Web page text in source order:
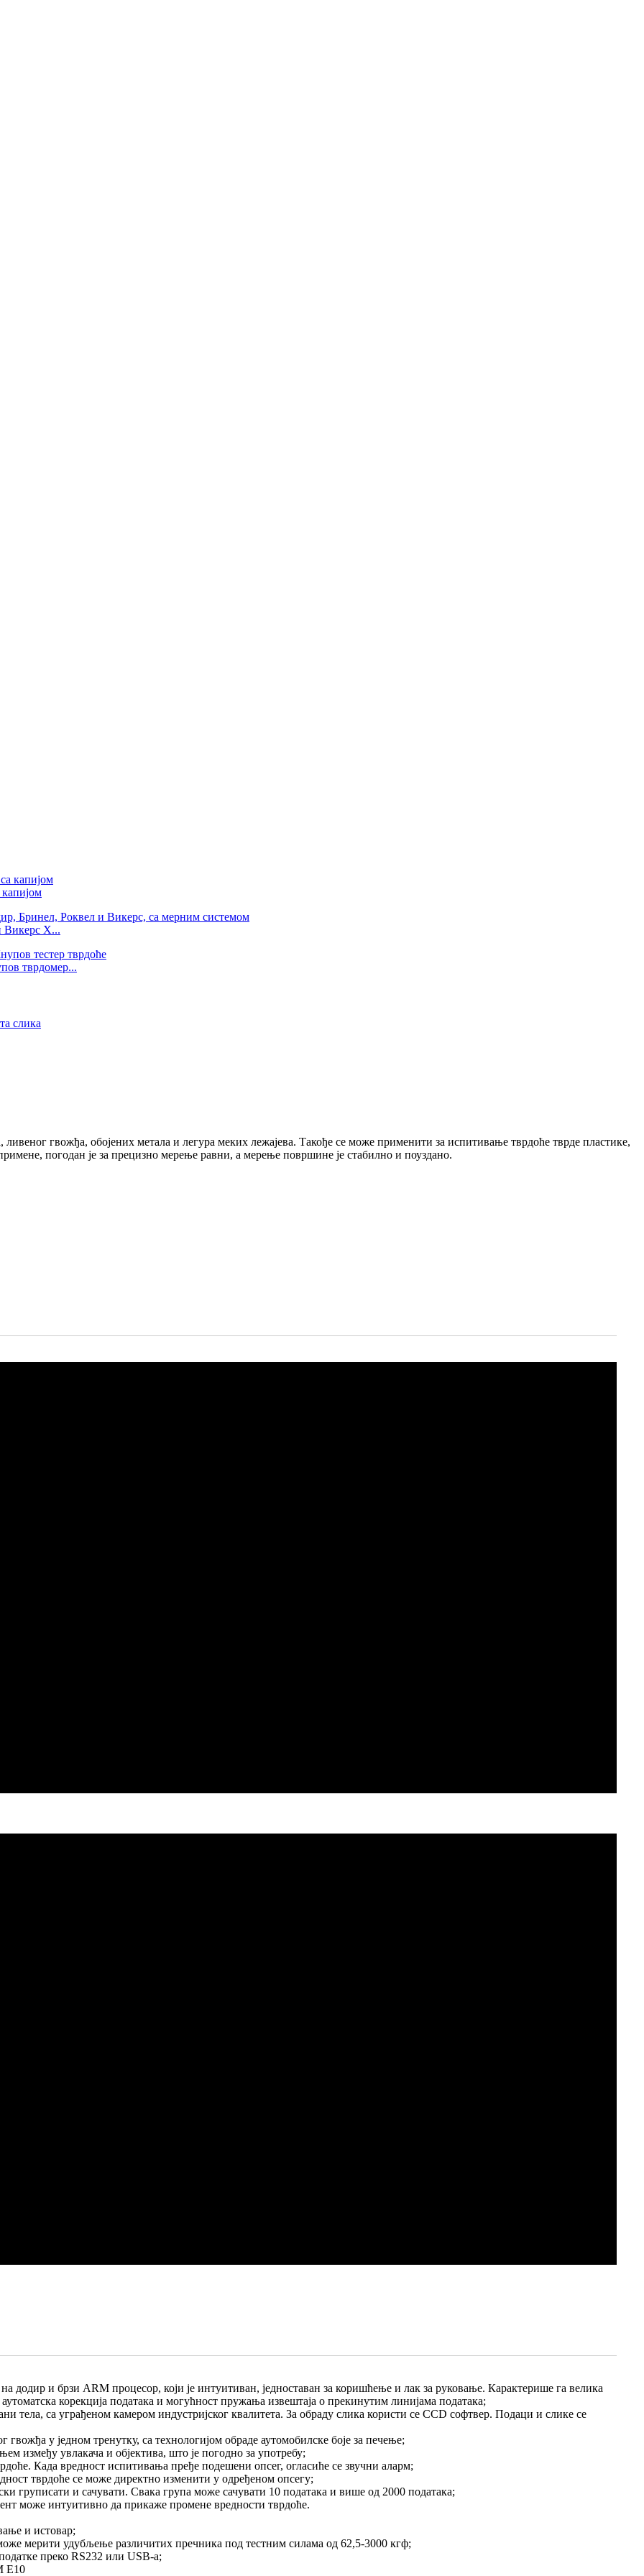
Викерс Х...
тврдомер...
гвожђа, обојених метала и легура меких лежајева. Такође се може применити за испитивање тврдоће тврде пластике,
погодан је за прецизно мерење равни, а мерење површине је стабилно и поуздано.
додир и брзи ARM процесор, који је интуитиван, једноставан за коришћење и лак за руковање. Карактерише га велика
корекција података и могућност пружања извештаја о прекинутим линијама података;
тела, са уграђеном камером индустријског квалитета. За обраду слика користи се CCD софтвер. Подаци и слике се
у једном тренутку, са технологијом обраде аутомобилске боје за печење;
између увлакача и објектива, што је погодно за употребу;
Када вредност испитивања пређе подешени опсег, огласиће се звучни аларм;
тврдоће се може директно изменити у одређеном опсегу;
груписати и сачувати. Свака група може сачувати 10 података и више од 2000 података;
може интуитивно да прикаже промене вредности тврдоће.
и истовар;
мерити удубљење различитих пречника под тестним силама од 62,5-3000 кгф;
преко RS232 или USB-а;
E10